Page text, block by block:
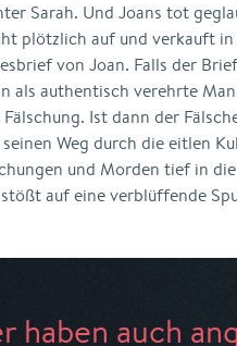
Sarah. Und Joans tot
plötzlich auf und verkauft
von Joan. Falls der
als authentisch verehrte
Fälschung. Ist dann der
seinen Weg durch die eitlen
und Morden tief in
auf eine verblüffende
haben auch